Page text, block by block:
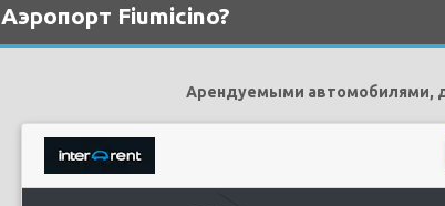
Аэропорт Fiumicino?
Арендуемыми автомобилями,